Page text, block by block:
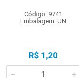
Código: 9741
Embalagem: UN
R$ 1,20